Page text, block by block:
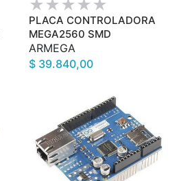
PLACA CONTROLADORA
MEGA2560 SMD
ARMEGA
$ 39.840,00